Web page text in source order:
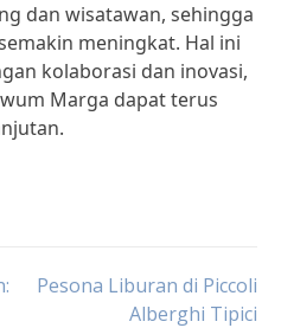
dan wisatawan, sehingga
meningkat. Hal ini
kolaborasi dan inovasi,
Marga dapat terus
Pesona Liburan di Piccoli
Alberghi Tipici